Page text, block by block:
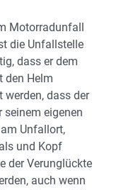
Motorradunfall
die Unfallstelle
dass er dem
den Helm
dass der
seinem eigenen
Unfallort,
und Kopf
der Verunglückte
auch wenn